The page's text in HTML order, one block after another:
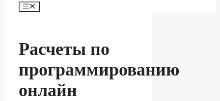
Меню
Расчеты по
программированию
онлайн